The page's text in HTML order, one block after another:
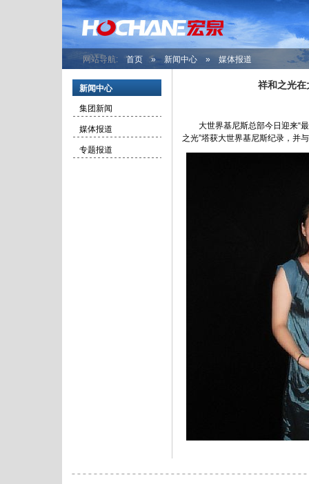
网站导航: 首页 » 新闻中心 » 媒体报道
新闻中心
集团新闻
媒体报道
专题报道
祥和之光在
大世界基尼斯总部今日迎来“最
之光”塔获大世界基尼斯纪录，并